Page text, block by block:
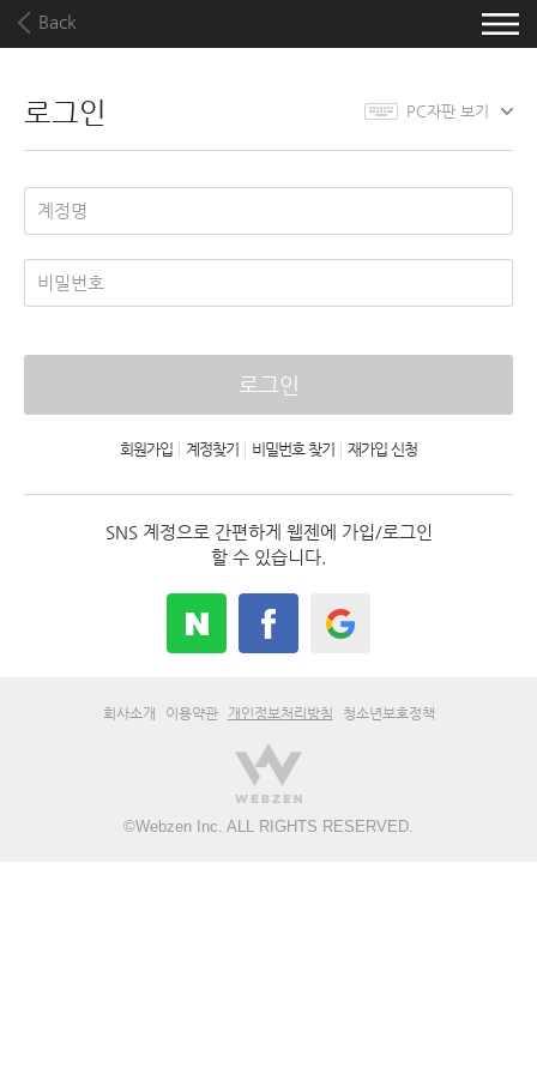
Back
로그인 PC자판 보기
로그인
회원가입 계정찾기 비밀번호 찾기 재가입 신청
SNS 계정으로 간편하게 웹젠에 가입/로그인
할 수 있습니다.
회사소개 이용약관 개인정보처리방침 청소년보호정책
©Webzen Inc. ALL RIGHTS RESERVED.